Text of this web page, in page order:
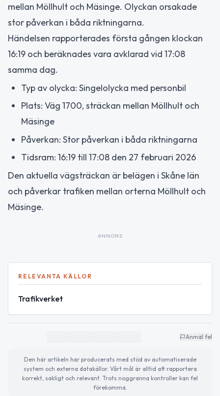
mellan Möllhult och Mäsinge. Olyckan orsakade
stor påverkan i båda riktningarna.
Händelsen rapporterades första gången klockan
16:19 och beräknades vara avklarad vid 17:08
samma dag.
Typ av olycka: Singelolycka med personbil
Plats: Väg 1700, sträckan mellan Möllhult och
Mäsinge
Påverkan: Stor påverkan i båda riktningarna
Tidsram: 16:19 till 17:08 den 27 februari 2026
Den aktuella vägsträckan är belägen i Skåne län
och påverkar trafiken mellan orterna Möllhult och
Mäsinge.
ANNONS
RELEVANTA KÄLLOR
Trafikverket
Anmäl fel
Den här artikeln har producerats med stöd av automatiserade
system och externa datakällor. Vårt mål är alltid att rapportera
korrekt, sakligt och relevant. Trots noggranna kontroller kan fel
förekomma.